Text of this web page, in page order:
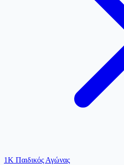
1K Παιδικός Αγώνας